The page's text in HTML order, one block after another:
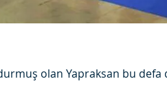
olan Yapraksan bu